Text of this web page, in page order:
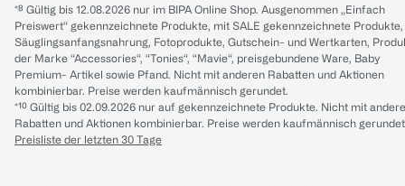
*⁸ Gültig bis 12.08.2026 nur im BIPA Online Shop. Ausgenommen „Einfach
Preiswert“ gekennzeichnete Produkte, mit SALE gekennzeichnete Produkte,
Säuglingsanfangsnahrung, Fotoprodukte, Gutschein- und Wertkarten,
der Marke “Accessories“, “Tonies“, “Mavie“, preisgebundene Ware, Baby
Premium- Artikel sowie Pfand. Nicht mit anderen Rabatten und Aktionen
kombinierbar. Preise werden kaufmännisch gerundet.
*¹⁰ Gültig bis 02.09.2026 nur auf gekennzeichnete Produkte. Nicht mit
Rabatten und Aktionen kombinierbar. Preise werden kaufmännisch
Preisliste der letzten 30 Tage